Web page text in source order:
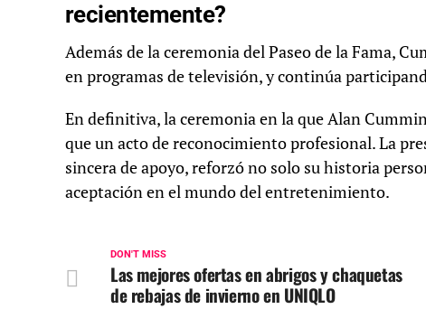
recientemente?
Además de la ceremonia del Paseo de la Fama,
en programas de televisión, y continúa
En definitiva, la ceremonia en la que Alan
que un acto de reconocimiento profesional. La
sincera de apoyo, reforzó no solo su historia
aceptación en el mundo del entretenimiento.
DON'T MISS
Las mejores ofertas en abrigos y chaquetas
de rebajas de invierno en UNIQLO